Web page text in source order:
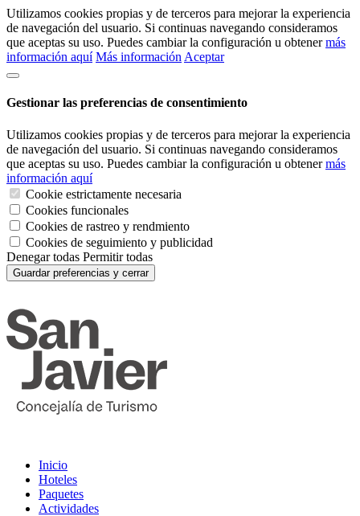
Utilizamos cookies propias y de terceros para mejorar la experiencia
de navegación del usuario. Si continuas navegando consideramos
que aceptas su uso. Puedes cambiar la configuración u obtenermás
información aquí Más información Aceptar
Gestionar las preferencias de consentimiento
Utilizamos cookies propias y de terceros para mejorar la experiencia
de navegación del usuario. Si continuas navegando consideramos
que aceptas su uso. Puedes cambiar la configuración u obtenermás
información aquí
Cookie estrictamente necesaria
Cookies funcionales
Cookies de rastreo y rendmiento
Cookies de seguimiento y publicidad
Denegar todas Permitir todas
Guardar preferencias y cerrar
Inicio
Hoteles
Paquetes
Actividades